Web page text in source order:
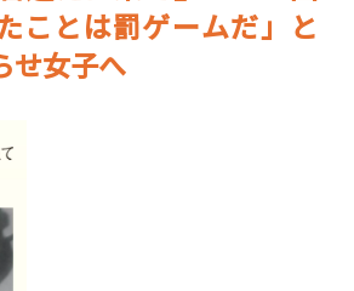
ことは罰ゲームだ」と
せ女子へ